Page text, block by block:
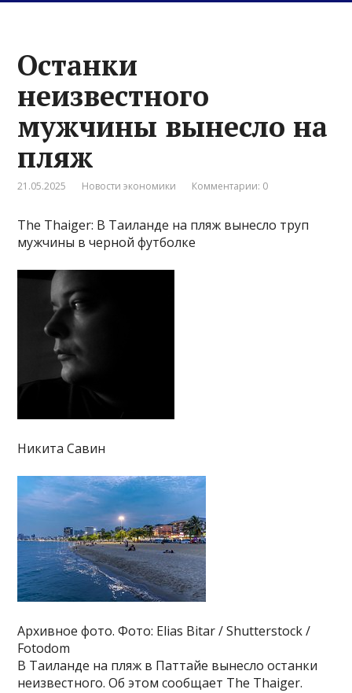
Останки
неизвестного
мужчины вынесло на
пляж
21.05.2025 Новости экономики Комментарии: 0
The Thaiger: В Таиланде на пляж вынесло труп
мужчины в черной футболке
Никита Савин
Архивное фото. Фото: Elias Bitar / Shutterstock /
Fotodom
В Таиланде на пляж в Паттайе вынесло останки
неизвестного. Об этом сообщает The Thaiger.